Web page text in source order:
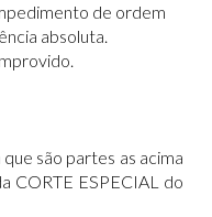
de ordem
absoluta.
são partes as acima
CORTE ESPECIAL do